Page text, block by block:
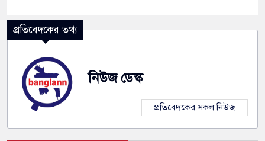
প্রতিবেদকের তথ্য
নিউজ ডেস্ক
প্রতিবেদকের সকল নিউজ